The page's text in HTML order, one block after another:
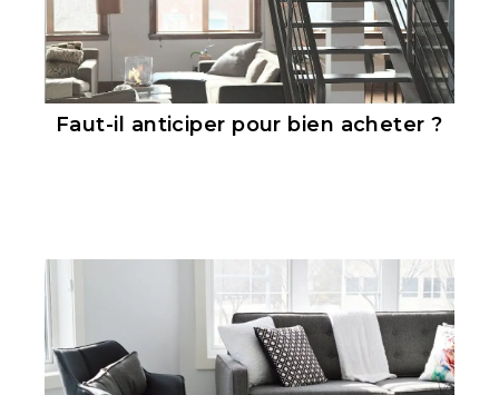
Faut-il anticiper pour bien acheter ?